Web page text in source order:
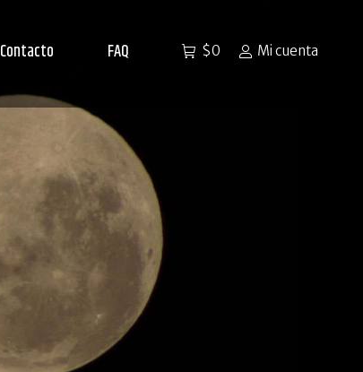
Contacto FAQ $0 Mi cuenta